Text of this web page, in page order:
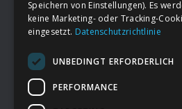
FooterDeine Spende
→ Impressum
Speichern von Einstellungen). Es
keine Marketing- oder Tracking-
eingesetzt. Datenschutzrichtlinie
UNBEDINGT ERFORDERLICH
PERFORMANCE